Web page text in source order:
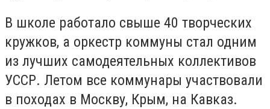
В школе работало свыше 40 творческих
кружков, а оркестр коммуны стал одним
из лучших самодеятельных коллективов
УССР. Летом все коммунары участвовали
в походах в Москву, Крым, на Кавказ.